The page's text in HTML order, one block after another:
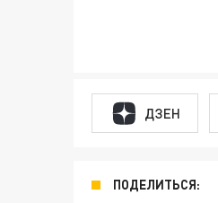
ДЗЕН
ПОДЕЛИТЬСЯ: